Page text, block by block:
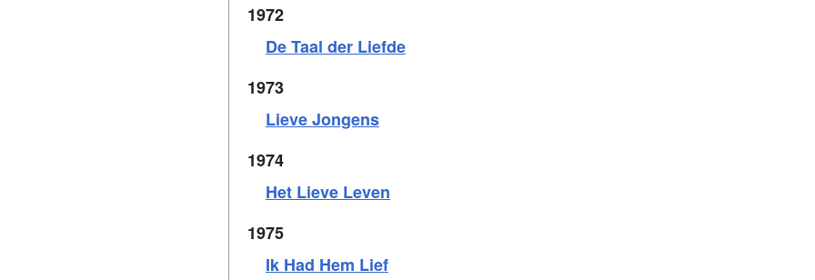
1972
De Taal der Liefde
1973
Lieve Jongens
1974
Het Lieve Leven
1975
Ik Had Hem Lief